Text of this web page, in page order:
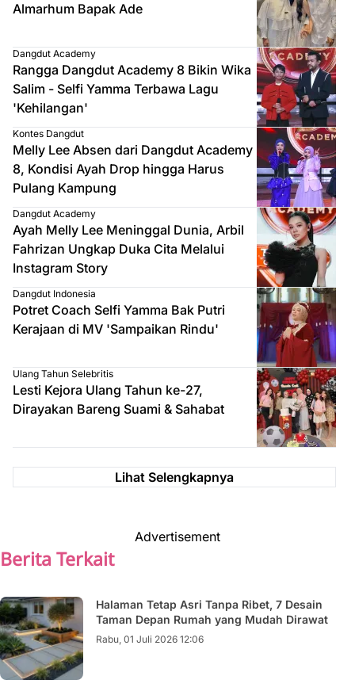
Almarhum Bapak Ade
Dangdut Academy
Rangga Dangdut Academy 8 Bikin Wika
Salim - Selfi Yamma Terbawa Lagu
'Kehilangan'
Kontes Dangdut
Melly Lee Absen dari Dangdut Academy
8, Kondisi Ayah Drop hingga Harus
Pulang Kampung
Dangdut Academy
Ayah Melly Lee Meninggal Dunia, Arbil
Fahrizan Ungkap Duka Cita Melalui
Instagram Story
Dangdut Indonesia
Potret Coach Selfi Yamma Bak Putri
Kerajaan di MV 'Sampaikan Rindu'
Ulang Tahun Selebritis
Lesti Kejora Ulang Tahun ke-27,
Dirayakan Bareng Suami & Sahabat
Lihat Selengkapnya
Advertisement
Berita Terkait
Halaman Tetap Asri Tanpa Ribet, 7 Desain
Taman Depan Rumah yang Mudah Dirawat
Rabu, 01 Juli 2026 12:06